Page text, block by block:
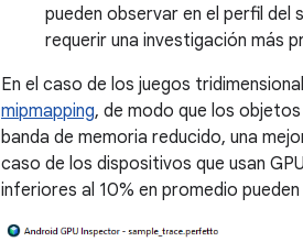
pueden observar en el perfil
requerir una investigación más
En el caso de los juegos
mipmapping, de modo que los
banda de memoria reducido, una
caso de los dispositivos que usan
inferiores al 10% en promedio